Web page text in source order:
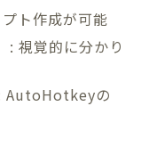
ト作成が可能
: 視覚的に分かり
AutoHotkeyの